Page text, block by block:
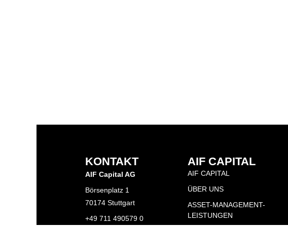
KONTAKT
AIF Capital AG
Börsenplatz 1
70174 Stuttgart
+49 711 490579 0
AIF CAPITAL
AIF CAPITAL
ÜBER UNS
ASSET-MANAGEMENT-
LEISTUNGEN